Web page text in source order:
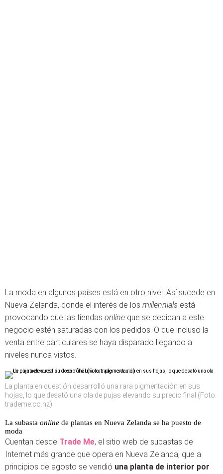
La moda en algunos países está en otro nivel. Así sucede en
Nueva Zelanda, donde el interés de los millennials está
provocando que las tiendas online que se dedican a este
negocio estén saturadas con los pedidos. O que incluso la
venta entre particulares se haya disparado llegando a
niveles nunca vistos.
La planta en cuestión desarrolló una rara pigmentación en sus
hojas, lo que desató una ola de pujas elevando su precio final (Foto:
trademe.co.nz)
La subasta online de plantas en Nueva Zelanda se ha puesto de
moda
Cuentan desde Trade Me, el sitio web de subastas de
Internet más grande que opera en Nueva Zelanda, que a
principios de agosto se vendió una planta de interior por